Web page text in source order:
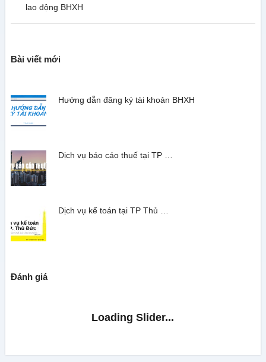
lao động BHXH
Bài viết mới
Hướng dẫn đăng ký tài khoản BHXH
Dịch vụ báo cáo thuế tại TP …
Dịch vụ kế toán tại TP Thủ …
Đánh giá